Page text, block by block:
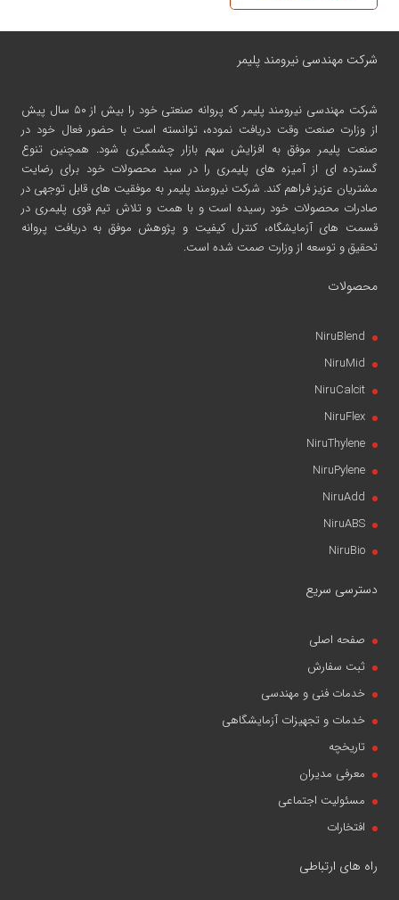
شرکت مهندسی نیرومند پلیمر
شرکت مهندسی نیرومند پلیمر
که پروانه صنعتی خود را بیش از ۵۰ سال پیش
از وزارت صنعت وقت دریافت نموده، توانسته است با حضور فعال خود در
صنعت پلیمر موفق به افزایش سهم بازار چشمگیری شود. همچنین تنوع
گسترده ای از آمیزه های پلیمری را در سبد محصولات خود برای رضایت
مشتریان عزیز فراهم کند. شرکت نیرومند پلیمر به موفقیت های قابل توجهی در
صادرات محصولات خود رسیده است و با همت و تلاش تیم قوی پلیمری در
قسمت های آزمایشگاه، کنترل کیفیت و پژوهش موفق به دریافت پروانه
تحقیق و توسعه از وزارت صمت شده است.
محصولات
NiruBlend
NiruMid
NiruCalcit
NiruFlex
NiruThylene
NiruPylene
NiruAdd
NiruABS
NiruBio
دسترسی سریع
صفحه اصلی
ثبت سفارش
خدمات فنی و مهندسی
خدمات و تجهیزات آزمایشگاهی
تاریخچه
معرفی مدیران
مسئولیت اجتماعی
افتخارات
راه های ارتباطی